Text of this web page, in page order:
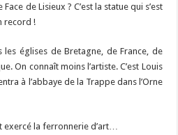
de Lisieux ? C’est la statue qui s’est
record !
églises de Bretagne, de France, de
On connaît moins l’artiste. C’est Louis
à l’abbaye de la Trappe dans l’Orne
exercé la ferronnerie d’art…